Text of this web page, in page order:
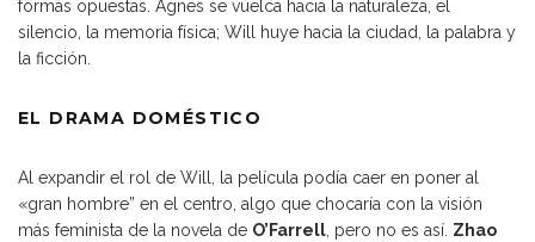
formas opuestas. Agnes se vuelca hacia la naturaleza, el
silencio, la memoria física; Will huye hacia la ciudad, la palabra y
la ficción.
EL DRAMA DOMÉSTICO
Al expandir el rol de Will, la película podía caer en poner al
«gran hombre” en el centro, algo que chocaría con la visión
más feminista de la novela de O’Farrell , pero no es así. Zhao